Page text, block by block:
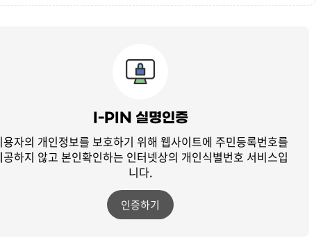
I-PIN 실명인증
용자의 개인정보를 보호하기 위해 웹사이트에 주민등록번호를
공하지 않고 본인확인하는 인터넷상의 개인식별번호 서비스입
니다.
인증하기